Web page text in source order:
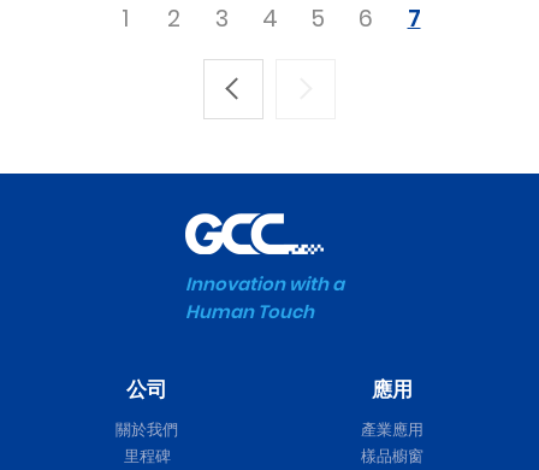
1 2 3 4 5 6 7
Innovation with a
Human Touch
公司
關於我們
里程碑
應用
產業應用
樣品櫥窗